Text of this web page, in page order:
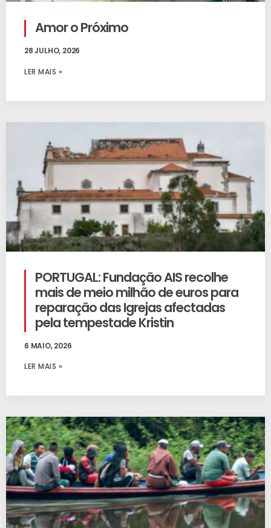
Amor o Próximo
28 JULHO, 2026
LER MAIS »
PORTUGAL: Fundação AIS recolhe
mais de meio milhão de euros para
reparação das Igrejas afectadas
pela tempestade Kristin
6 MAIO, 2026
LER MAIS »